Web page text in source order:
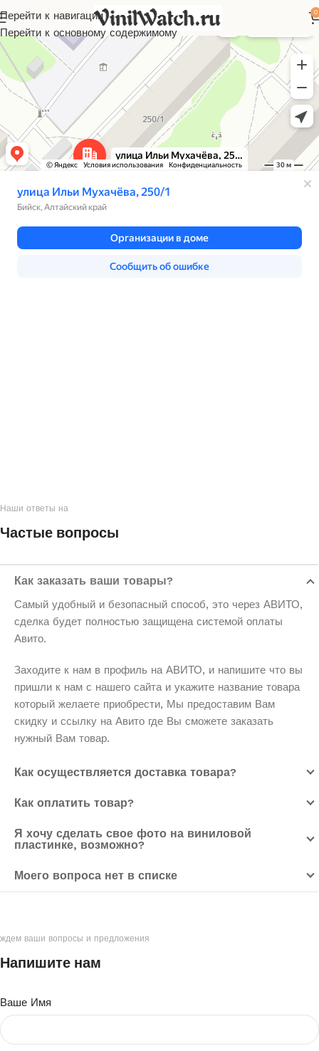
Перейти к навигации
Перейти к основному содержимому
0
Наши ответы на
Частые вопросы
Как заказать ваши товары?
Самый удобный и безопасный способ, это через АВИТО,
сделка будет полностью защищена системой оплаты
Авито.
Заходите к нам в профиль на АВИТО, и напишите что вы
пришли к нам с нашего сайта и укажите название товара
который желаете приобрести, Мы предоставим Вам
скидку и ссылку на Авито где Вы сможете заказать
нужный Вам товар.
Как осуществляется доставка товара?
Как оплатить товар?
Я хочу сделать свое фото на виниловой
пластинке, возможно?
Моего вопроса нет в списке
ждем ваши вопросы и предложения
Напишите нам
Ваше Имя